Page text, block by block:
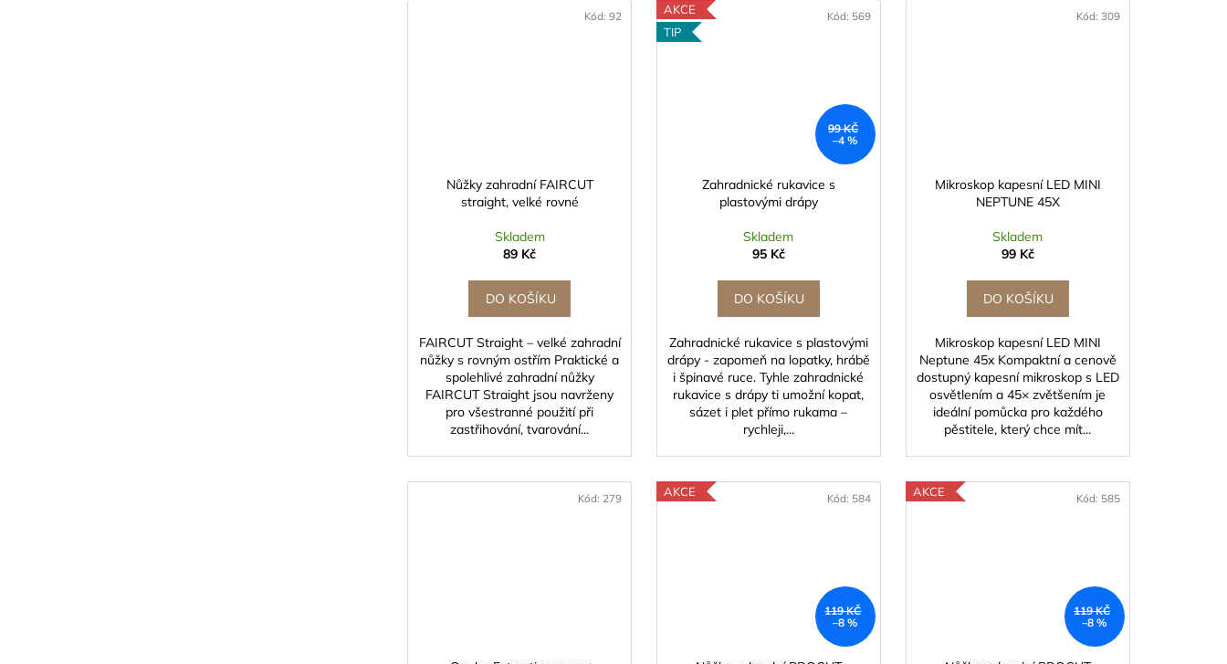
Nůžky zahradní FAIRCUT
straight, velké rovné
Skladem
89 Kč
DO KOŠÍKU
FAIRCUT Straight – velké zahradní
nůžky s rovným ostřím Praktické a
spolehlivé zahradní nůžky
FAIRCUT Straight jsou navrženy
pro všestranné použití při
zastřihování, tvarování...
Kód:92
AKCE
TIP
99 KČ
–4 %
Zahradnické rukavice s
plastovými drápy
Skladem
95 Kč
DO KOŠÍKU
Zahradnické rukavice s plastovými
drápy - zapomeň na lopatky, hrábě
i špinavé ruce. Tyhle zahradnické
rukavice s drápy ti umožní kopat,
sázet i plet přímo rukama –
rychleji,...
Kód: 569
Mikroskop kapesní LED MINI
NEPTUNE 45X
Skladem
99 Kč
DO KOŠÍKU
Mikroskop kapesní LED MINI
Neptune 45x Kompaktní a cenově
dostupný kapesní mikroskop s LED
osvětlením a 45× zvětšením je
ideální pomůcka pro každého
pěstitele, který chce mít...
Kód: 309
Kód: 279 AKCE
119 KČ
–8 %
Kód: 584 AKCE
119 KČ
–8 %
Kód: 585